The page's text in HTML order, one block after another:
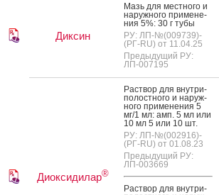
Диксин
Мазь для мес­тно­го и
на­руж­но­го при­мене­
ния 5%: 30 г ту­бы
РУ: ЛП-№(009739)-
(РГ-RU) от 11.04.25
Предыдущий РУ:
ЛП-007195
Диоксидилар®
Рас­твор для внут­ри­
полос­тно­го и на­руж­
но­го при­мене­ния 5
мг/1 мл: амп. 5 мл или
10 мл 5 или 10 шт.
РУ: ЛП-№(002916)-
(РГ-RU) от 01.08.23
Предыдущий РУ:
ЛП-003669
Рас­твор для внут­ри­